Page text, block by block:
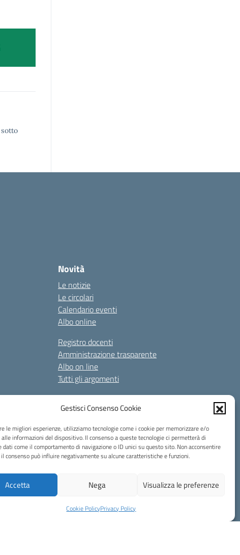
Gestisci Consenso Cookie
le migliori esperienze, utilizziamo tecnologie come i cookie per memorizzare e/o
alle informazioni del dispositivo. Il consenso a queste tecnologie ci permetterà di
dati come il comportamento di navigazione o ID unici su questo sito. Non acconsentire
consenso può influire negativamente su alcune caratteristiche e funzioni.
Accetta Nega Visualizza le preferenze
Cookie PolicyPrivacy Policy
Novità
Le notizie
Le circolari
Calendario eventi
Albo online
Registro docenti
Amministrazione trasparente
Albo on line
Tutti gli argomenti